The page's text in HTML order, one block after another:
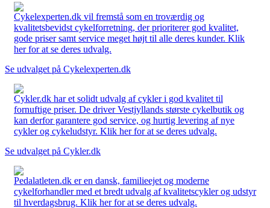
Cykelexperten.dk vil fremstå som en troværdig og
kvalitetsbevidst cykelforretning, der prioriterer god kvalitet,
gode priser samt service meget højt til alle deres kunder. Klik
her for at se deres udvalg.
Se udvalget på Cykelexperten.dk
Cykler.dk har et solidt udvalg af cykler i god kvalitet til
fornuftige priser. De driver Vestjyllands største cykelbutik og
kan derfor garantere god service, og hurtig levering af nye
cykler og cykeludstyr. Klik her for at se deres udvalg.
Se udvalget på Cykler.dk
Pedalatleten.dk er en dansk, familieejet og moderne
cykelforhandler med et bredt udvalg af kvalitetscykler og udstyr
til hverdagsbrug. Klik her for at se deres udvalg.